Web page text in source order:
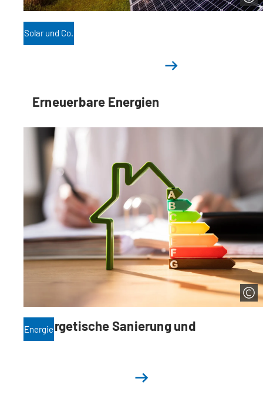
Solar und Co.
Erneuerbare Energien
Energie
Energetische Sanierung und